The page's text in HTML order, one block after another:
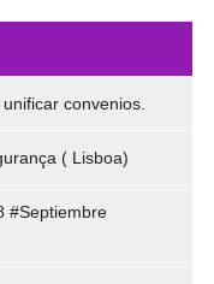
convenios.
( Lisboa)
#Septiembre